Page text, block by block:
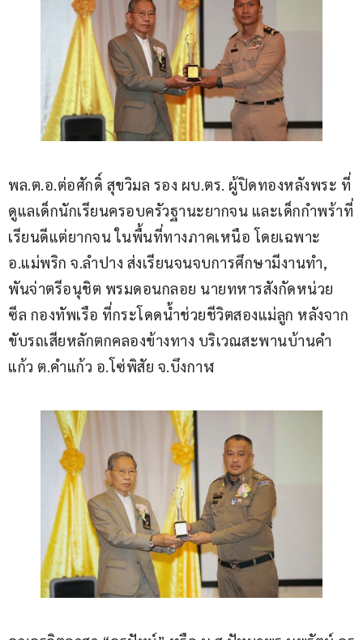
พล.ต.อ.ต่อศักดิ์ สุขวิมล รอง ผบ.ตร. ผู้ปิดทองหลังพระ ที่
ดูแลเด็กนักเรียนครอบครัวฐานะยากจน และเด็กกำพร้าที่
เรียนดีแต่ยากจน ในพื้นที่ทางภาคเหนือ โดยเฉพาะ
อ.แม่พริก จ.ลำปาง ส่งเรียนจนจบการศึกษามีงานทำ,
พันจ่าตรีอนุชิต พรมดอนกลอย นายทหารสังกัดหน่วย
ซีล กองทัพเรือ ที่กระโดดน้ำช่วยชีวิตสองแม่ลูก หลังจาก
ขับรถเสียหลักตกคลองข้างทาง บริเวณสะพานบ้านคำ
แก้ว ต.คำแก้ว อ.โซ่พิสัย จ.บึงกาฬ